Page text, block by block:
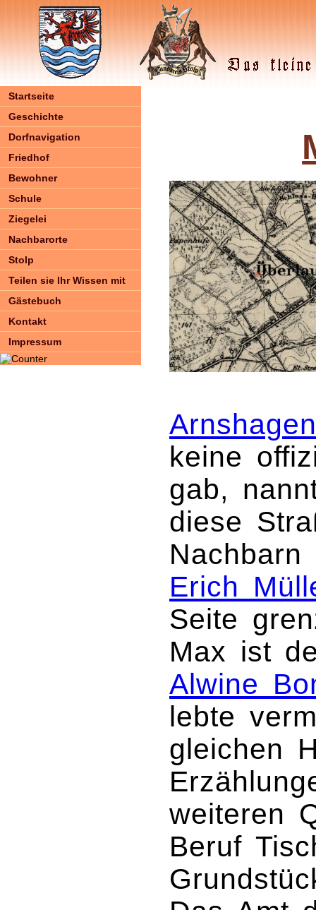
Startseite
Geschichte
Dorfnavigation
Friedhof
Bewohner
Schule
Ziegelei
Nachbarorte
Stolp
Teilen sie Ihr Wissen mit
Gästebuch
Kontakt
Impressum
Arnshagen
keine
gab,
diese
Erich
Seite
Max ist
Alwine
lebte
gleichen
weiteren
Beruf